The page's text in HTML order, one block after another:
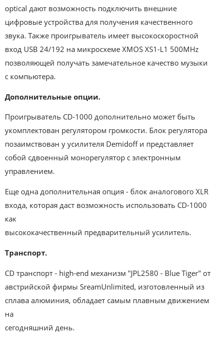
optical дают возможность подключить внешние
цифровые устройства для получения качественного
звука. Также проигрыватель имеет высокоскоростной
вход USB 24/192 на микросхеме XMOS XS1-L1 500MHz
позволяющей получать замечательное качество музыки
с компьютера.
Дополнительные опции.
Проигрыватель CD-1000 дополнительно может быть
укомплектован регулятором громкости. Блок регулятора
позаимствован у усилителя Demidoff и представляет
собой сдвоенный монорегулятор с электронным
управлением.
Еще одна дополнительная опция - блок аналогового XLR
входа, которая даст возможность использовать CD-1000
как
высококачественный предварительный усилитель.
Транспорт.
CD транспорт - high-end механизм "JPL2580 - Blue Tiger" от
австрийской фирмы SreamUnlimited, изготовленный из
сплава алюминия, обладает самым плавным движением
на
сегодняшний день.